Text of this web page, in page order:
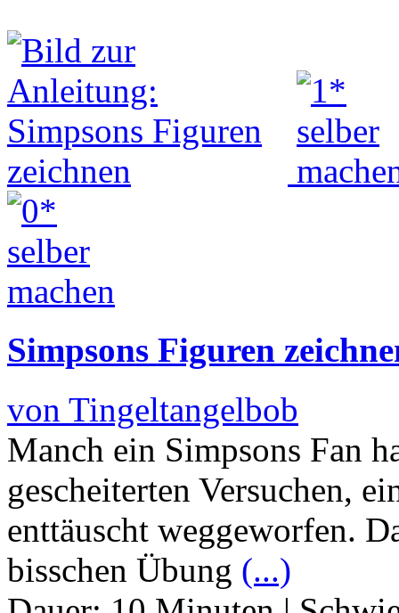
Simpsons Figuren
von Tingeltangelbob
Manch ein Simpsons Fan
gescheiterten Versuchen,
enttäuscht weggeworfen.
bisschen Übung (...)